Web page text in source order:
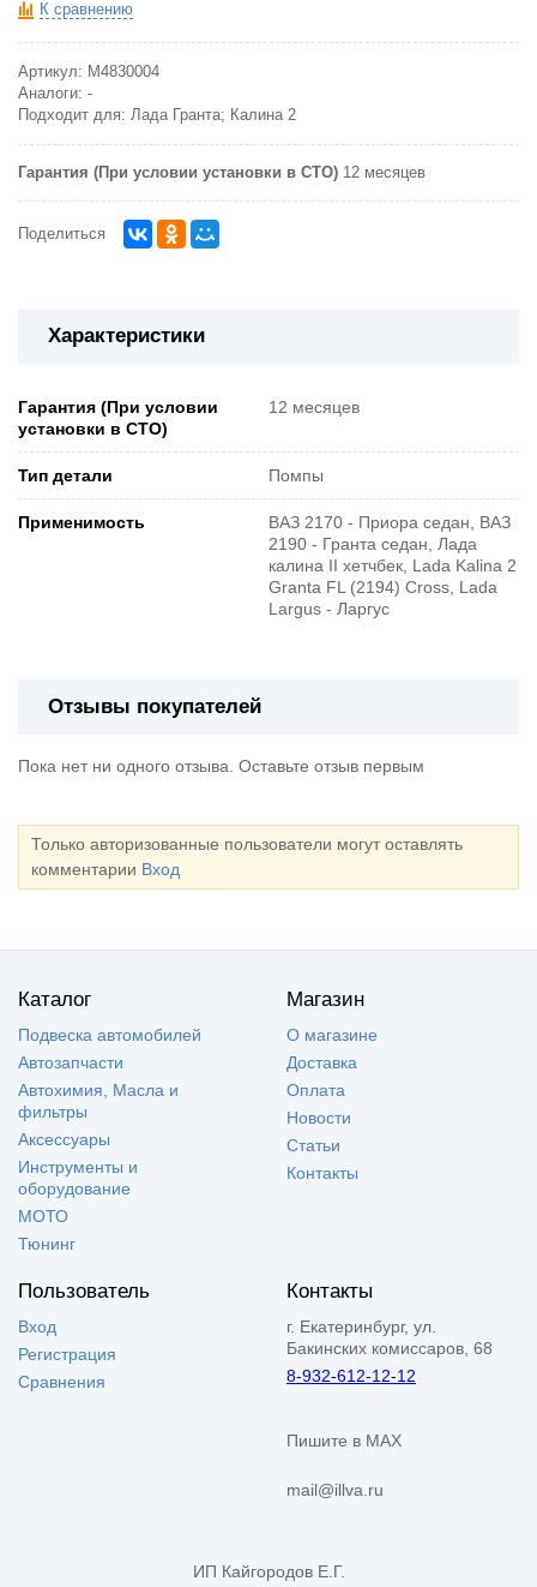
К сравнению
Артикул: M4830004
Аналоги: -
Подходит для: Лада Гранта; Калина 2
Гарантия (При условии установки в СТО) 12 месяцев
Поделиться
Характеристики
Гарантия (При условии
установки в СТО)
12 месяцев
Тип детали Помпы
Применимость
ВАЗ 2170 - Приора седан, ВАЗ
2190 - Гранта седан, Лада
калина II хетчбек, Lada Kalina 2
Granta FL (2194) Cross, Lada
Largus - Ларгус
Отзывы покупателей
Пока нет ни одного отзыва. Оставьте отзыв первым
Только авторизованные пользователи могут оставлять
комментарии Вход
Каталог
Подвеска автомобилей
Автозапчасти
Автохимия, Масла и
фильтры
Аксессуары
Инструменты и
оборудование
МОТО
Тюнинг
Магазин
О магазине
Доставка
Оплата
Новости
Статьи
Контакты
Пользователь
Вход
Регистрация
Сравнения
Контакты
г. Екатеринбург, ул.
Бакинских комиссаров, 68
8-932-612-12-12
Пишите в MAX
mail@illva.ru
ИП Кайгородов Е.Г.